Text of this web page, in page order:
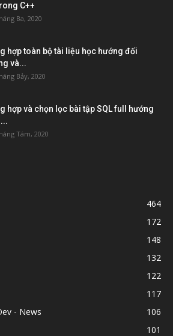
C++
Ba, 2020
hợp toàn bộ tài liệu học hướng đối
và...
Bảy, 2020
hợp và chọn lọc bài tập SQL full hướng
Tám, 2020
464
172
148
132
122
117
- News
106
101